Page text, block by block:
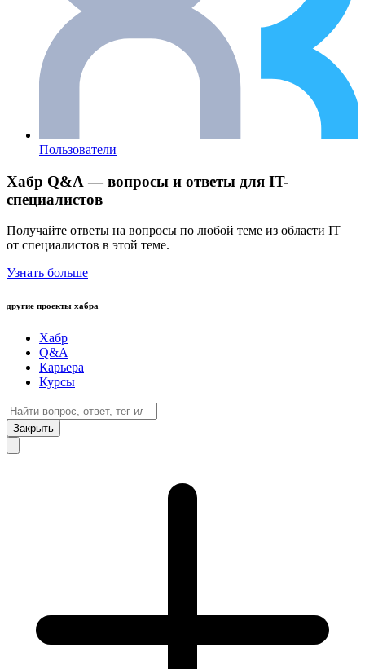
Пользователи
Хабр Q&A — вопросы и ответы для IT-
специалистов
Получайте ответы на вопросы по любой теме из области IT
от специалистов в этой теме.
Узнать больше
другие проекты хабра
Хабр
Q&A
Карьера
Курсы
Закрыть